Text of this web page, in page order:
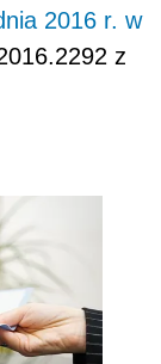
2016 r. w
z